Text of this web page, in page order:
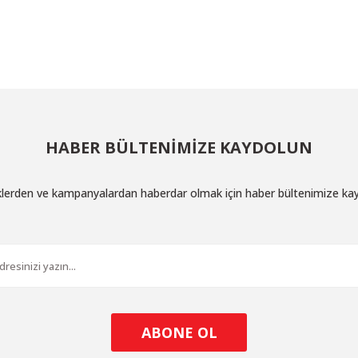
HABER BÜLTENİMİZE KAYDOLUN
ve kampanyalardan haberdar olmak için haber bültenimize
ABONE OL